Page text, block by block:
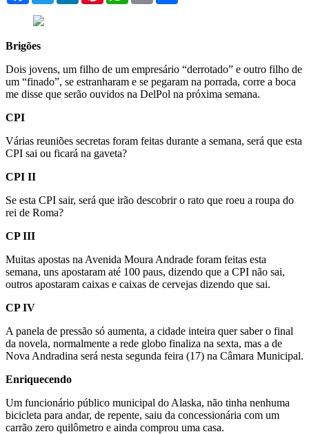
Brigões
Dois jovens, um filho de um empresário “derrotado” e outro filho de
um “finado”, se estranharam e se pegaram na porrada, corre a boca
me disse que serão ouvidos na DelPol na próxima semana.
CPI
Várias reuniões secretas foram feitas durante a semana, será que esta
CPI sai ou ficará na gaveta?
CPI II
Se esta CPI sair, será que irão descobrir o rato que roeu a roupa do
rei de Roma?
CP III
Muitas apostas na Avenida Moura Andrade foram feitas esta
semana, uns apostaram até 100 paus, dizendo que a CPI não sai,
outros apostaram caixas e caixas de cervejas dizendo que sai.
CP IV
A panela de pressão só aumenta, a cidade inteira quer saber o final
da novela, normalmente a rede globo finaliza na sexta, mas a de
Nova Andradina será nesta segunda feira (17) na Câmara Municipal.
Enriquecendo
Um funcionário público municipal do Alaska, não tinha nenhuma
bicicleta para andar, de repente, saiu da concessionária com um
carrão zero quilômetro e ainda comprou uma casa.